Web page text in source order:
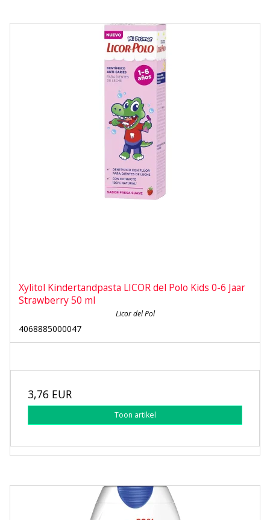
Xylitol Kindertandpasta LICOR del Polo Kids 0-6 Jaar
Strawberry 50 ml
Licor del Pol
4068885000047
3,76 EUR
Toon artikel